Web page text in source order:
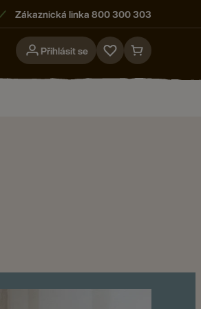
Zákaznická linka 800 300 303
Přihlásit se
Go
to
Go
to